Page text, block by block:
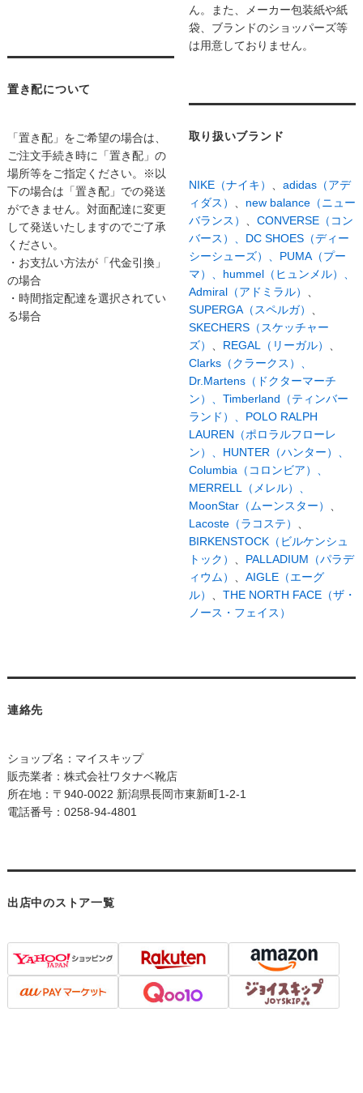
置き配について
「置き配」をご希望の場合は、
ご注文手続き時に「置き配」の
場所等をご指定ください。※以
下の場合は「置き配」での発送
ができません。対面配達に変更
して発送いたしますのでご了承
ください。
・お支払い方法が「代金引換」
の場合
・時間指定配達を選択されてい
る場合
ん。また、メーカー包装紙や紙
袋、ブランドのショッパーズ等
は用意しておりません。
取り扱いブランド
NIKE（ナイキ） 、 adidas（アデ
ィダス） 、 new balance（ニュー
バランス） 、 CONVERSE（コン
バース）、 DC SHOES（ディー
シーシューズ）、 PUMA（プー
マ）、 hummel（ヒュンメル）、
Admiral（アドミラル） 、
SUPERGA（スペルガ） 、
SKECHERS（スケッチャー
ズ） 、 REGAL（リーガル） 、
Clarks（クラークス）、
Dr.Martens（ドクターマーチ
ン）、 Timberland（ティンバー
ランド）、 POLO RALPH
LAUREN（ポロラルフローレ
ン）、 HUNTER（ハンター）、
Columbia（コロンビア）、
MERRELL（メレル）、
MoonStar（ムーンスター） 、
Lacoste（ラコステ） 、
BIRKENSTOCK（ビルケンシュ
トック） 、 PALLADIUM（パラデ
ィウム） 、 AIGLE（エーグ
ル） 、 THE NORTH FACE（ザ・
ノース・フェイス）
連絡先
ショップ名：マイスキップ
販売業者：株式会社ワタナベ靴店
所在地：〒940-0022 新潟県長岡市東新町1-2-1
電話番号：0258-94-4801
出店中のストア一覧